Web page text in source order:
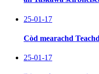
25-01-17
Còd mearachd
25-01-17